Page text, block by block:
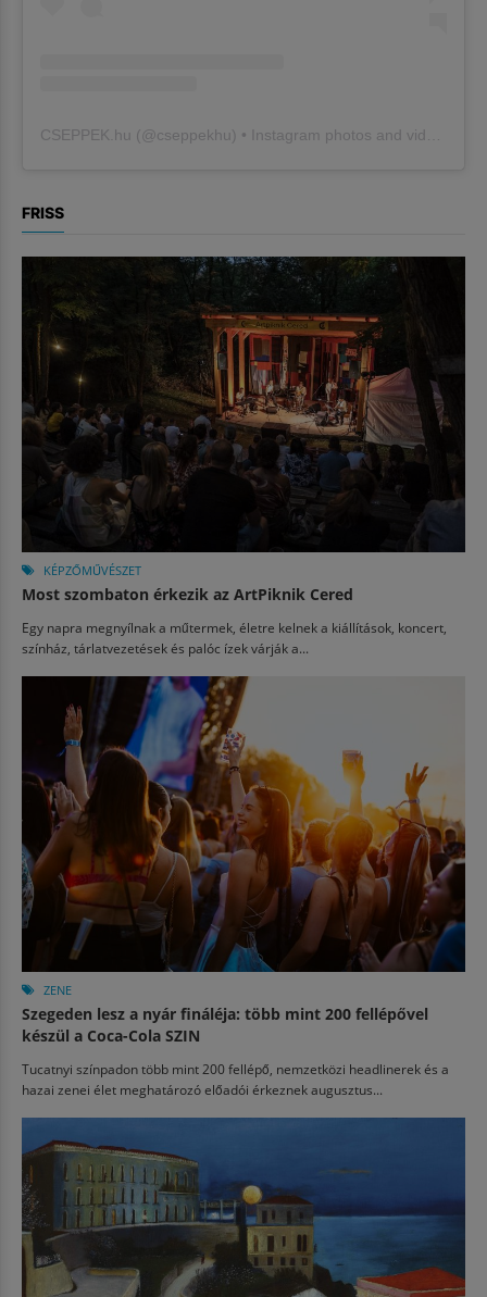
CSEPPEK.hu (@cseppekhu ) • Instagram photos and videos
FRISS
KÉPZŐMŰVÉSZET
Most szombaton érkezik az ArtPiknik Cered
Egy napra megnyílnak a műtermek, életre kelnek a kiállítások, koncert,
színház, tárlatvezetések és palóc ízek várják a...
ZENE
Szegeden lesz a nyár fináléja: több mint 200 fellépővel
készül a Coca-Cola SZIN
Tucatnyi színpadon több mint 200 fellépő, nemzetközi headlinerek és a
hazai zenei élet meghatározó előadói érkeznek augusztus...